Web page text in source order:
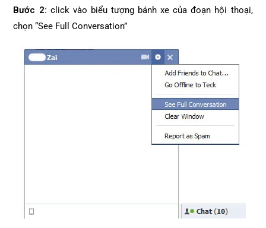
Bước 2: click vào biểu tượng bánh xe của đoạn hội thoại,
chọn “See Full Conversation”